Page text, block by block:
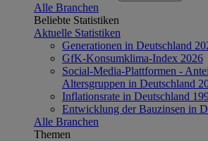
Alle Branchen
Beliebte Statistiken
Aktuelle Statistiken
Generationen in Deutschland
GfK-Konsumklima-Index 2026
Social-Media-Plattformen -
Altersgruppen in Deutschland
Inflationsrate in Deutschland
Entwicklung der Bauzinsen in
Alle Branchen
Themen